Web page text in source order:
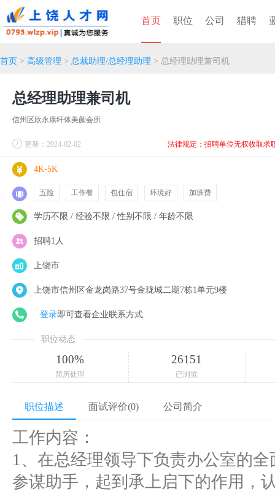
首页 职位 公司 猎聘
首页 > 高级管理 > 总裁助理/总经理助理 > 总经理助理兼司机
总经理助理兼司机
信州区欣永康纤体美颜会所
更新：2024-02-02 法律规定：招聘单位无权收取求
4K-5K
五险 工作餐 包住宿 环境好 加班费
学历不限 / 经验不限 / 性别不限 / 年龄不限
招聘1人
上饶市
上饶市信州区金龙岗路37号金珑城二期7栋1单元9楼
登录即可查看企业联系方式
职位动态
100%
简历处理
26151
已浏览
职位描述 面试评价(0) 公司简介
工作内容：
1、在总经理领导下负责办公室的
参谋助手，起到承上启下的作用，